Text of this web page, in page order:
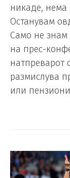
никаде, нема
Останувам
Само не знам
на прес-
натпреварот
размислува
или